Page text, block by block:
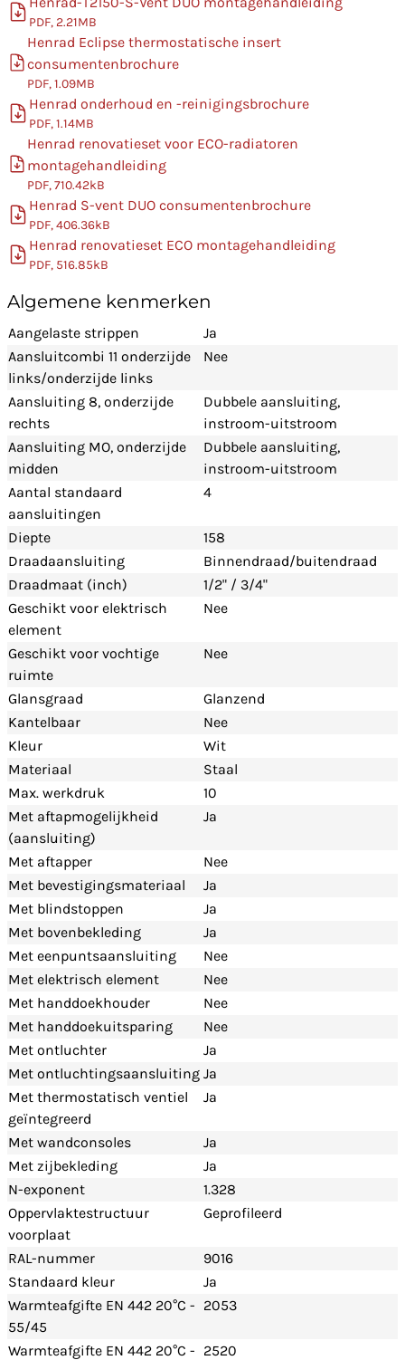
PDF, 2.21MB
Henrad Eclipse thermostatische insert
consumentenbrochure
PDF, 1.09MB
Henrad onderhoud en -reinigingsbrochure
PDF, 1.14MB
Henrad renovatieset voor ECO-radiatoren
montagehandleiding
PDF, 710.42kB
Henrad S-vent DUO consumentenbrochure
PDF, 406.36kB
Henrad renovatieset ECO montagehandleiding
PDF, 516.85kB
Algemene kenmerken
Aangelaste strippen
Ja
Aansluitcombi 11 onderzijde
links/onderzijde links
Nee
Aansluiting 8, onderzijde
rechts
Dubbele aansluiting,
instroom-uitstroom
Aansluiting MO, onderzijde
midden
Dubbele aansluiting,
instroom-uitstroom
Aantal standaard
aansluitingen
4
Diepte
158
Draadaansluiting
Binnendraad/buitendraad
Draadmaat (inch)
1/2" / 3/4"
Geschikt voor elektrisch
element
Nee
Geschikt voor vochtige
ruimte
Nee
Glansgraad
Glanzend
Kantelbaar
Nee
Kleur
Wit
Materiaal
Staal
Max. werkdruk
10
Met aftapmogelijkheid
(aansluiting)
Ja
Met aftapper
Nee
Met bevestigingsmateriaal
Ja
Met blindstoppen
Ja
Met bovenbekleding
Ja
Met eenpuntsaansluiting
Nee
Met elektrisch element
Nee
Met handdoekhouder
Nee
Met handdoekuitsparing
Nee
Met ontluchter
Ja
Met ontluchtingsaansluiting Ja
Met thermostatisch ventiel
geïntegreerd
Ja
Met wandconsoles
Ja
Met zijbekleding
Ja
N-exponent
1.328
Oppervlaktestructuur
voorplaat
Geprofileerd
RAL-nummer
9016
Standaard kleur
Ja
Warmteafgifte EN 442 20°C -
55/45
2053
Warmteafgifte EN 442 20°C - 2520